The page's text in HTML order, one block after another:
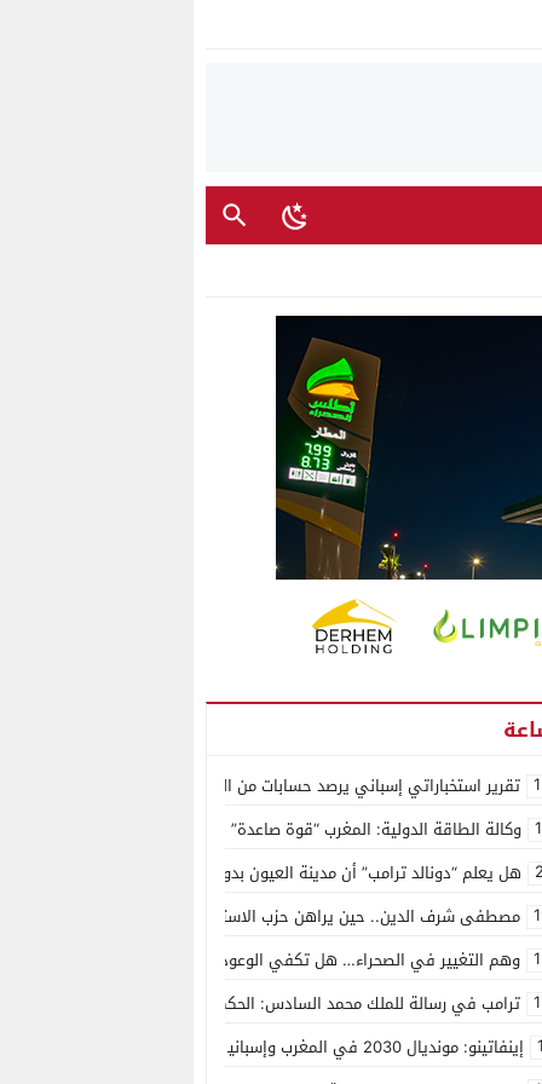
تقرير استخباراتي إسباني يرصد حسابات من الجزائر وأرقاما بـ”213+” ضمن حملة رقمية منظمة حرّضت على اقتحام سبتة
وكالة الطاقة الدولية: المغرب “قوة صاعدة” في سوق المعادن الاستراتيجية
هل يعلم “دونالد ترامب” أن مدينة العيون بدون ماء؟
مصطفى شرف الدين.. حين يراهن حزب الاستقلال على الكفاءة ويمنح الشباب
وهم التغيير في الصحراء… هل تكفي الوعود الفارغة لصناعة الواقع؟
ترامب في رسالة للملك محمد السادس: الحكم الذاتي هو الأساس الوحيد لحل
إينفاتينو: مونديال 2030 في المغرب وإسبانيا والبرتغال سيكون “الأجمل في التاريخ”